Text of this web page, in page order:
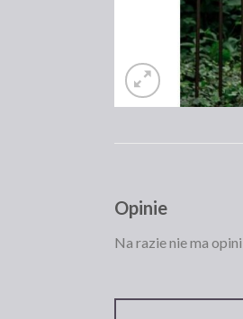
Opinie
Na razie nie ma